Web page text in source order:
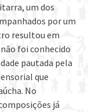
um dos
por um
resultou em
foi conhecido
pautada pela
que
No
já